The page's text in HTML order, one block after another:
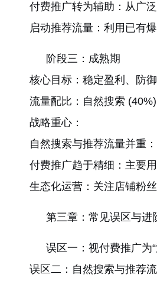
付费推广转为辅助：从广
启动推荐流量：利用已有
阶段三：成熟期
核心目标：稳定盈利、防
流量配比：自然搜索
战略重心：
自然搜索与推荐流量并重
付费推广趋于精细：主要
生态化运营：关注店铺粉
第三章：常见误区与进
误区一：视付费推广为
误区二：自然搜索与推荐